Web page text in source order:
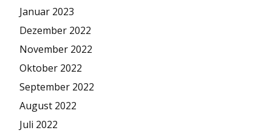
Januar 2023
Dezember 2022
November 2022
Oktober 2022
September 2022
August 2022
Juli 2022